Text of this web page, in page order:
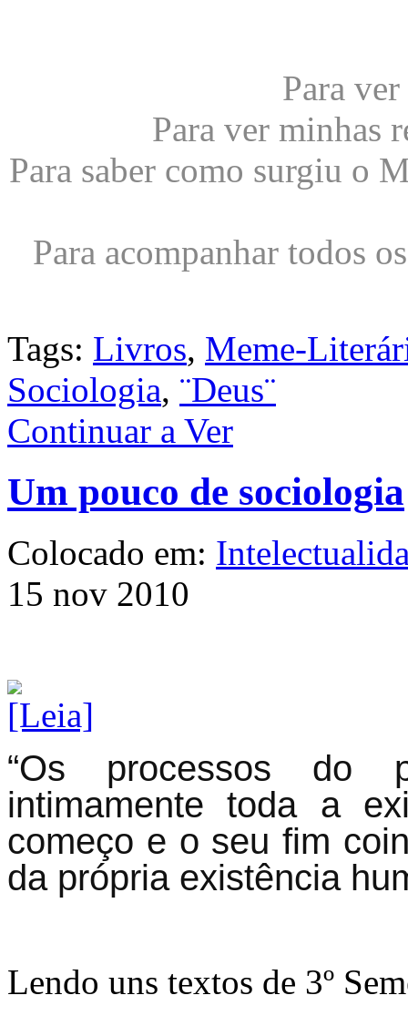
Para
Para ver minhas
Para saber como surgiu o
Para acompanhar todos
Tags: Livros, Meme-
Sociologia, ¨Deus¨
Continuar a Ver
Um pouco de sociologia
Colocado em:
15 nov 2010
“Os processos do
intimamente toda a
começo e o seu fim
da própria existência
Lendo uns textos de 3º